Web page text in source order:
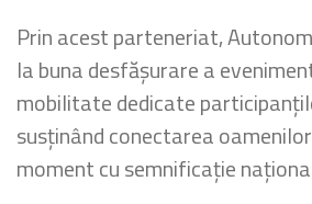
Prin acest parteneriat,
la buna desfășurare a
mobilitate dedicate
susținând conectarea
moment cu semnificație